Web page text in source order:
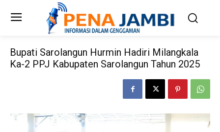
Bupati Sarolangun Hurmin Hadiri Milangkala
Ka-2 PPJ Kabupaten Sarolangun Tahun 2025